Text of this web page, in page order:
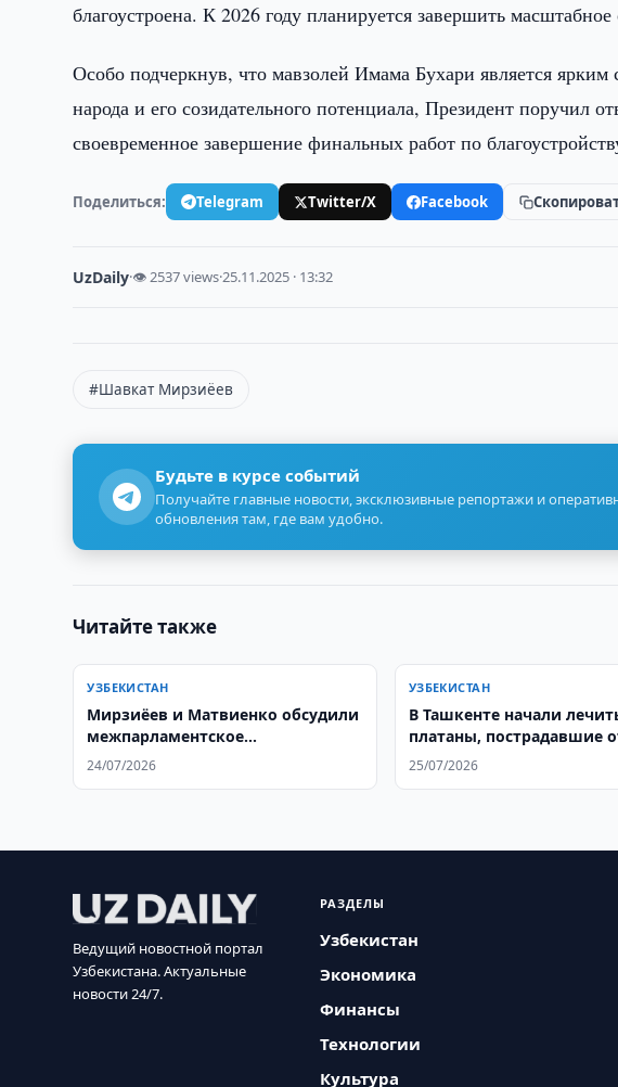
благоустроена. К 2026 году планируется завершить
Особо подчеркнув, что мавзолей Имама Бухари является ярким
народа и его созидательного потенциала, Президент поручил
своевременное завершение финальных работ по
Поделиться: Telegram Twitter/X Facebook
UzDaily·👁 2537 views·25.11.2025 · 13:32
#Шавкат Мирзиёев
Будьте в курсе событий
Получайте главные новости, эксклюзивные репортажи и
обновления там, где вам удобно.
Читайте также
УЗБЕКИСТАН
Мирзиёев и Матвиенко обсудили
межпарламентское
сотрудничество
24/07/2026
УЗБЕКИСТАН
В Ташкенте начали
платаны, пострадавшие
вредителей
25/07/2026
Ведущий новостной портал
Узбекистана. Актуальные
новости 24/7.
РАЗДЕЛЫ
Узбекистан
Экономика
Финансы
Технологии
Культура